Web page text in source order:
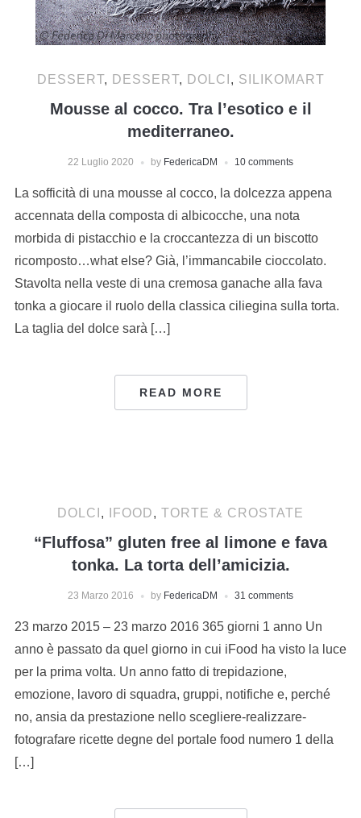
DESSERT, DESSERT, DOLCI , SILIKOMART
Mousse al cocco. Tra l’esotico e il
mediterraneo.
22 Luglio 2020 by FedericaDM 10 comments
La sofficità di una mousse al cocco, la dolcezza appena
accennata della composta di albicocche, una nota
morbida di pistacchio e la croccantezza di un biscotto
ricomposto…what else? Già, l’immancabile cioccolato.
Stavolta nella veste di una cremosa ganache alla fava
tonka a giocare il ruolo della classica ciliegina sulla torta.
La taglia del dolce sarà […]
READ MORE
DOLCI , IFOOD, TORTE & CROSTATE
“Fluffosa” gluten free al limone e fava
tonka. La torta dell’amicizia.
23 Marzo 2016 by FedericaDM 31 comments
23 marzo 2015 – 23 marzo 2016 365 giorni 1 anno Un
anno è passato da quel giorno in cui iFood ha visto la luce
per la prima volta. Un anno fatto di trepidazione,
emozione, lavoro di squadra, gruppi, notifiche e, perché
no, ansia da prestazione nello scegliere-realizzare-
fotografare ricette degne del portale food numero 1 della
[…]